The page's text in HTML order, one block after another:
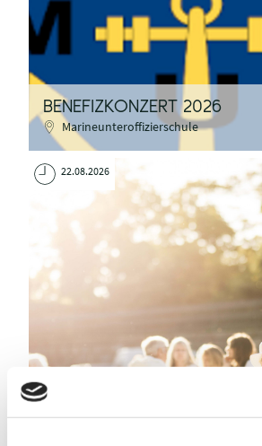
BENEFIZKONZERT 2026
Marineunteroffizierschule
22.08.2026